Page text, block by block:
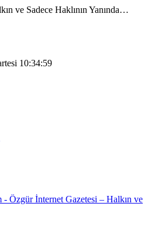
ve Sadece Haklının Yanında…
10:34:59
- Özgür İnternet Gazetesi – Halkın ve